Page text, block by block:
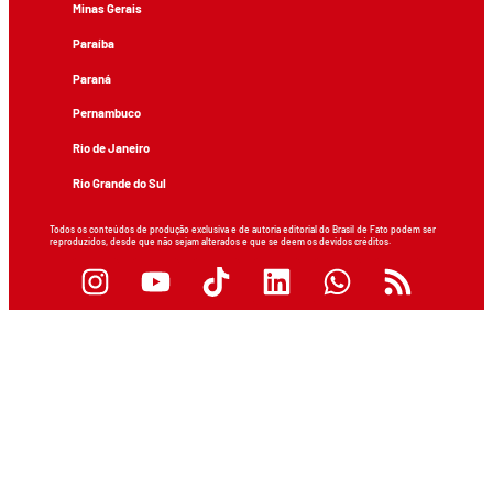
Minas Gerais
Paraíba
Paraná
Pernambuco
Rio de Janeiro
Rio Grande do Sul
Todos os conteúdos de produção exclusiva e de autoria editorial do Brasil de Fato podem ser
reproduzidos, desde que não sejam alterados e que se deem os devidos créditos.